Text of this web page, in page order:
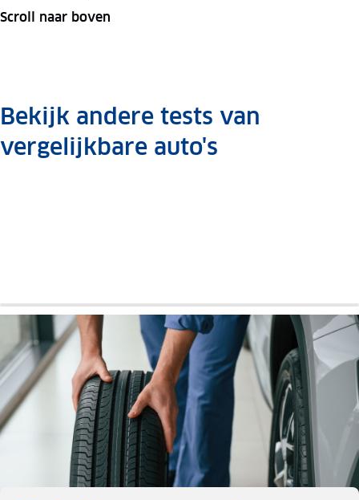
Scroll naar boven
Bekijk andere tests van
vergelijkbare auto's